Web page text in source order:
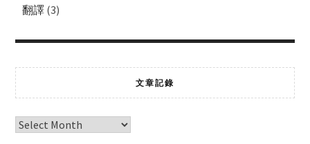
翻譯(3)
文章記錄